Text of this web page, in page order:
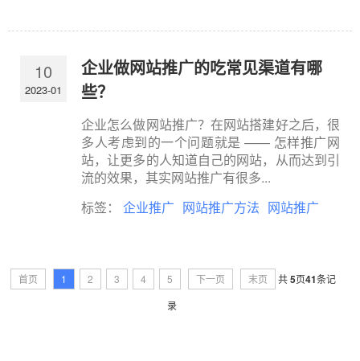
10
2023-01
企业做网站推广的吃常见渠道有哪
些？
企业怎么做网站推广？在网站搭建好之后，很
多人考虑到的一个问题就是 —— 怎样推广网
站，让更多的人知道自己的网站，从而达到引
流的效果，其实网站推广有很多...
标签： 企业推广 网站推广方法 网站推广
首页 1 2 3 4 5 下一页 末页 共5页41条记
录